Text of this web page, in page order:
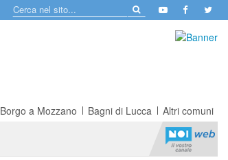
Borgo a Mozzano Bagni di Lucca Altri comuni